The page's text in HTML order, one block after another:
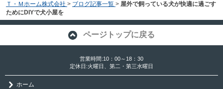
Ｔ・Ｍホーム株式会社 > ブログ記事一覧 > 屋外で飼っている犬が快適に過ごす
ためにDIYで犬小屋を
ページトップに戻る
営業時間:10：00～18：30
定休日:火曜日、第二・第三水曜日
ホーム